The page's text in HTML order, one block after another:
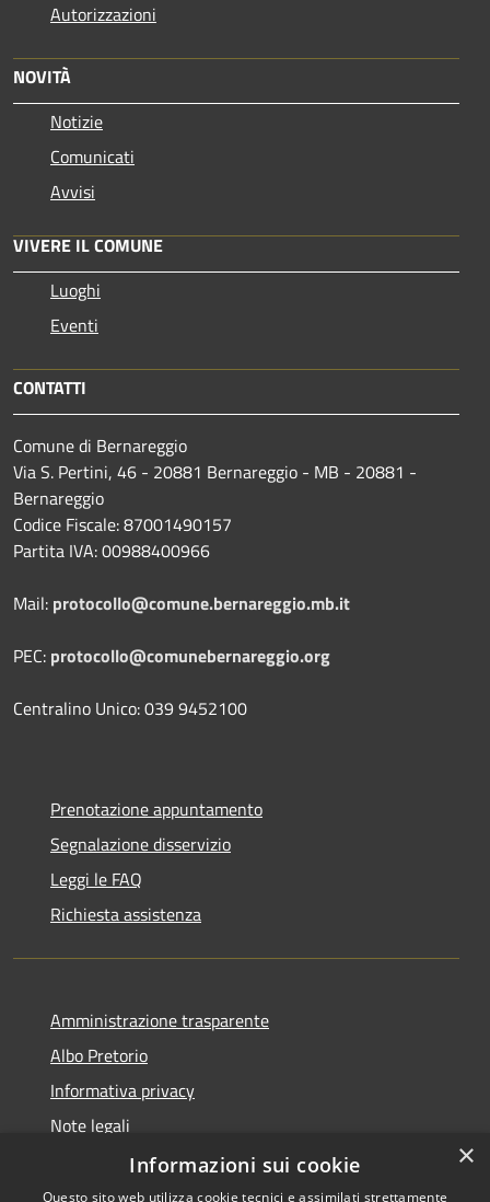
Autorizzazioni
NOVITÀ
Notizie
Comunicati
Avvisi
VIVERE IL COMUNE
Luoghi
Eventi
CONTATTI
Comune di Bernareggio
Via S. Pertini, 46 - 20881 Bernareggio - MB - 20881 -
Bernareggio
Codice Fiscale: 87001490157
Partita IVA: 00988400966
Mail: protocollo@comune.bernareggio.mb.it
PEC: protocollo@comunebernareggio.org
Centralino Unico: 039 9452100
Prenotazione appuntamento
Segnalazione disservizio
Leggi le FAQ
Richiesta assistenza
Amministrazione trasparente
Albo Pretorio
Informativa privacy
Note legali
Dichiarazione di accessibilità
×
Informazioni sui cookie
Questo sito web utilizza cookie tecnici e assimilati strettamente